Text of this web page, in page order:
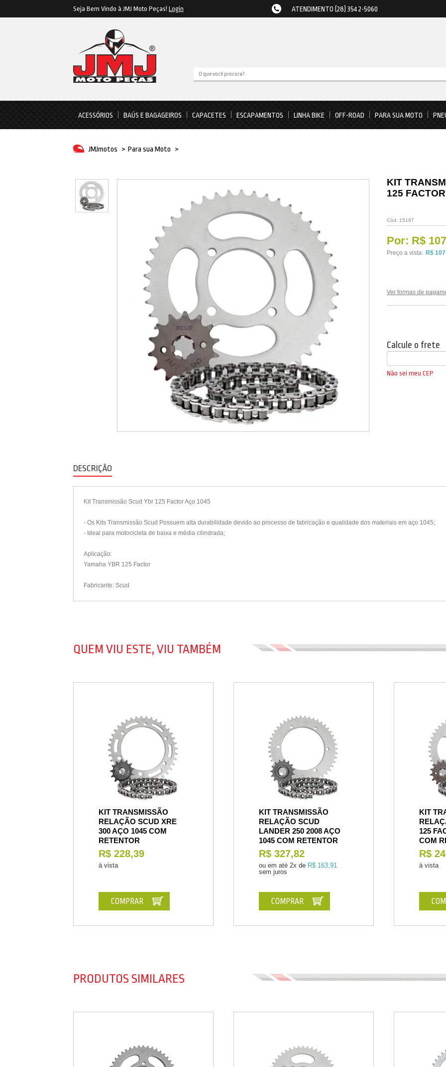
Seja Bem Vindo à JMJ Moto Peças! Login ATENDIMENTO (28) 3542-5060
ACESSÓRIOS BAÚS E BAGAGEIROS CAPACETES ESCAPAMENTOS LINHA BIKE OFF-ROAD PARA SUA MOTO
JMJmotos > Para sua Moto >
KIT
125
Cód: 15197
Por: R$
Preço a vista: R$
Ver formas de
Calcule o frete
Não sei meu CEP
DESCRIÇÃO
Kit Transmissão Scud Ybr 125 Factor Aço 1045
- Os Kits Transmissão Scud Possuem alta durabilidade devido ao processo de fabricação e qualidade dos materiais em aço 1045;
- Ideal para motocicleta de baixa e média cilindrada;
Aplicação:
Yamaha YBR 125 Factor
Fabricante: Scud
QUEM VIU ESTE, VIU TAMBÉM
KIT TRANSMISSÃO
RELAÇÃO SCUD XRE
300 AÇO 1045 COM
RETENTOR
R$ 228,39
à vista
COMPRAR
KIT TRANSMISSÃO
RELAÇÃO SCUD
LANDER 250 2008 AÇO
1045 COM RETENTOR
R$ 327,82
ou em até 2x de R$ 163,91
sem juros
COMPRAR
KIT
125
COM
R$
à vista
PRODUTOS SIMILARES